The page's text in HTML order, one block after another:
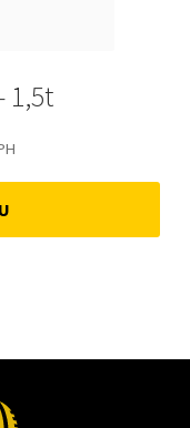
1,5t